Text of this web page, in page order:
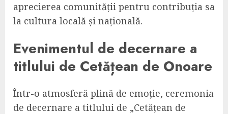
aprecierea comunității pentru contribuția sa
la cultura locală și națională.
Evenimentul de decernare a
titlului de Cetățean de Onoare
Într-o atmosferă plină de emoție, ceremonia
de decernare a titlului de „Cetățean de